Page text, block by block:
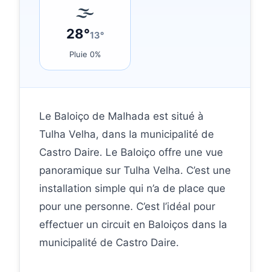
🌫
28°13°
Pluie 0%
Le Baloiço de Malhada est situé à
Tulha Velha, dans la municipalité de
Castro Daire. Le Baloiço offre une vue
panoramique sur Tulha Velha. C’est une
installation simple qui n’a de place que
pour une personne. C’est l’idéal pour
effectuer un circuit en Baloiços dans la
municipalité de Castro Daire.